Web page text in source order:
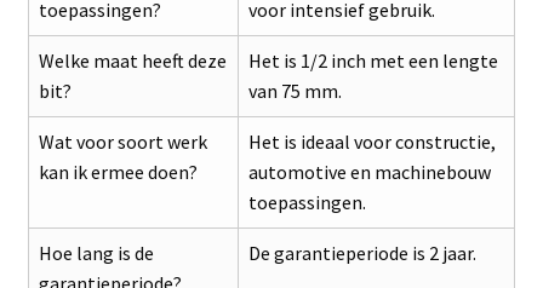
toepassingen?
voor intensief gebruik.
Welke maat heeft deze
bit?
Het is 1/2 inch met een lengte
van 75 mm.
Wat voor soort werk
kan ik ermee doen?
Het is ideaal voor constructie,
automotive en machinebouw
toepassingen.
Hoe lang is de
garantieperiode?
De garantieperiode is 2 jaar.